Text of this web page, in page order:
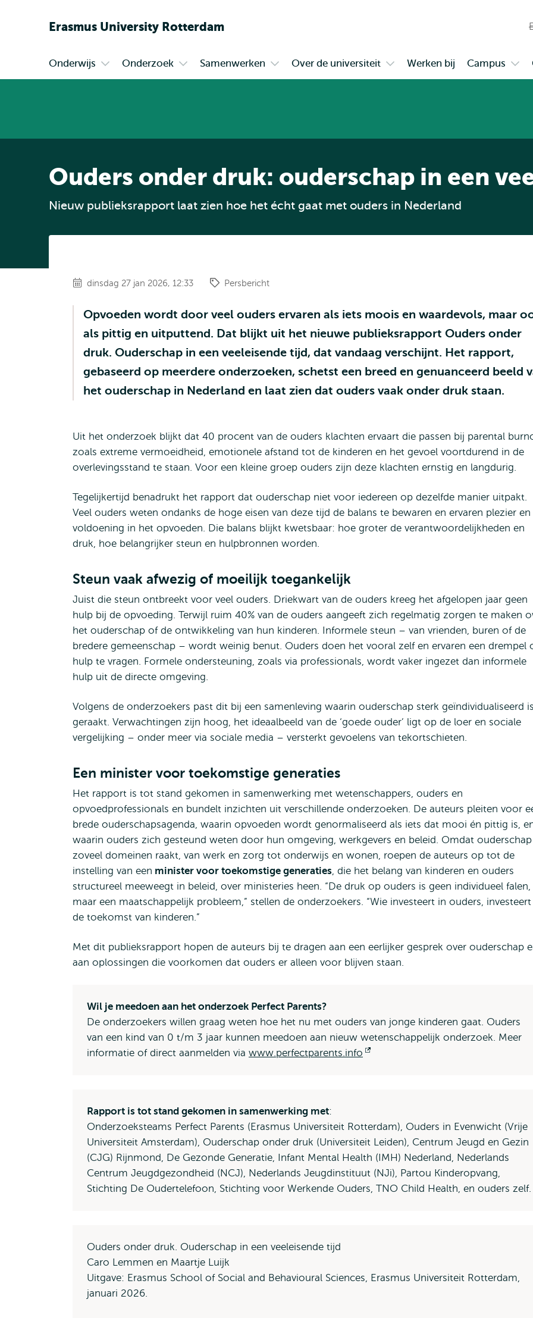
Erasmus University Rotterdam
Primair
Onderwijs Onderzoek Samenwerken Over de universiteit Werken bij Campus
Ouders onder druk: ouderschap in een
Nieuw publieksrapport laat zien hoe het écht gaat met ouders in Nederland
dinsdag 27 jan 2026, 12:33 Persbericht
Opvoeden wordt door veel ouders ervaren als iets moois en waardevols, maar
als pittig en uitputtend. Dat blijkt uit het nieuwe publieksrapport Ouders onder
druk. Ouderschap in een veeleisende tijd, dat vandaag verschijnt. Het rapport,
gebaseerd op meerdere onderzoeken, schetst een breed en genuanceerd beeld
het ouderschap in Nederland en laat zien dat ouders vaak onder druk staan.
Uit het onderzoek blijkt dat 40 procent van de ouders klachten ervaart die passen bij parental
zoals extreme vermoeidheid, emotionele afstand tot de kinderen en het gevoel voortdurend in de
overlevingsstand te staan. Voor een kleine groep ouders zijn deze klachten ernstig en langdurig.
Tegelijkertijd benadrukt het rapport dat ouderschap niet voor iedereen op dezelfde manier uitpakt.
Veel ouders weten ondanks de hoge eisen van deze tijd de balans te bewaren en ervaren plezier en
voldoening in het opvoeden. Die balans blijkt kwetsbaar: hoe groter de verantwoordelijkheden en
druk, hoe belangrijker steun en hulpbronnen worden.
Steun vaak afwezig of moeilijk toegankelijk
Juist die steun ontbreekt voor veel ouders. Driekwart van de ouders kreeg het afgelopen jaar geen
hulp bij de opvoeding. Terwijl ruim 40% van de ouders aangeeft zich regelmatig zorgen te maken
het ouderschap of de ontwikkeling van hun kinderen. Informele steun – van vrienden, buren of de
bredere gemeenschap – wordt weinig benut. Ouders doen het vooral zelf en ervaren een drempel
hulp te vragen. Formele ondersteuning, zoals via professionals, wordt vaker ingezet dan informele
hulp uit de directe omgeving.
Volgens de onderzoekers past dit bij een samenleving waarin ouderschap sterk geïndividualiseerd is
geraakt. Verwachtingen zijn hoog, het ideaalbeeld van de ‘goede ouder’ ligt op de loer en sociale
vergelijking – onder meer via sociale media – versterkt gevoelens van tekortschieten.
Een minister voor toekomstige generaties
Het rapport is tot stand gekomen in samenwerking met wetenschappers, ouders en
opvoedprofessionals en bundelt inzichten uit verschillende onderzoeken. De auteurs pleiten voor
brede ouderschapsagenda, waarin opvoeden wordt genormaliseerd als iets dat mooi én pittig is,
waarin ouders zich gesteund weten door hun omgeving, werkgevers en beleid. Omdat ouderschap
zoveel domeinen raakt, van werk en zorg tot onderwijs en wonen, roepen de auteurs op tot de
instelling van een minister voor toekomstige generaties, die het belang van kinderen en ouders
structureel meeweegt in beleid, over ministeries heen. “De druk op ouders is geen individueel falen,
maar een maatschappelijk probleem,” stellen de onderzoekers. “Wie investeert in ouders,
de toekomst van kinderen.”
Met dit publieksrapport hopen de auteurs bij te dragen aan een eerlijker gesprek over ouderschap
aan oplossingen die voorkomen dat ouders er alleen voor blijven staan.
Wil je meedoen aan het onderzoek Perfect Parents?
De onderzoekers willen graag weten hoe het nu met ouders van jonge kinderen gaat. Ouders
van een kind van 0 t/m 3 jaar kunnen meedoen aan nieuw wetenschappelijk onderzoek. Meer
informatie of direct aanmelden via www.perfectparents.info
Rapport is tot stand gekomen in samenwerking met:
Onderzoeksteams Perfect Parents (Erasmus Universiteit Rotterdam), Ouders in Evenwicht (Vrije
Universiteit Amsterdam), Ouderschap onder druk (Universiteit Leiden), Centrum Jeugd en Gezin
(CJG) Rijnmond, De Gezonde Generatie, Infant Mental Health (IMH) Nederland, Nederlands
Centrum Jeugdgezondheid (NCJ), Nederlands Jeugdinstituut (NJi), Partou Kinderopvang,
Stichting De Oudertelefoon, Stichting voor Werkende Ouders, TNO Child Health, en ouders zelf.
Ouders onder druk. Ouderschap in een veeleisende tijd
Caro Lemmen en Maartje Luijk
Uitgave: Erasmus School of Social and Behavioural Sciences, Erasmus Universiteit Rotterdam,
januari 2026.